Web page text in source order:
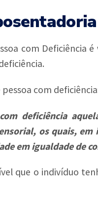
com Deficiência
com
deficiência
os quais, em
em igualdade de
que o indivíduo